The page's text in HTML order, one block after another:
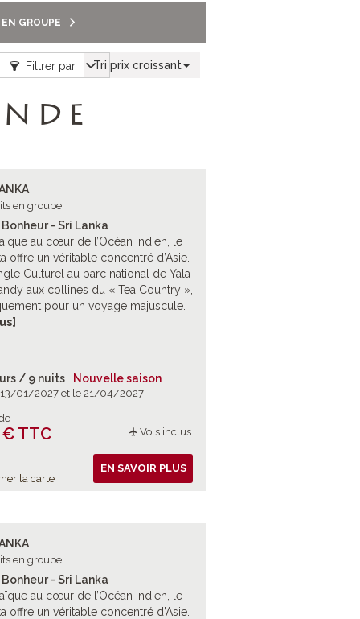
GROUPE
Tri prix croissant
Filtrer par
en groupe
- Sri Lanka
au cœur de l’Océan Indien, le
offre un véritable concentré d’Asie.
Culturel au parc national de Yala
aux collines du « Tea Country »,
pour un voyage majuscule.
et nature en majesté.
/ 9 nuits Nouvelle saison
13/01/2027 et le 21/04/2027
TTC Vols inclus
la carte
EN SAVOIR PLUS
en groupe
- Sri Lanka
au cœur de l’Océan Indien, le
offre un véritable concentré d’Asie.